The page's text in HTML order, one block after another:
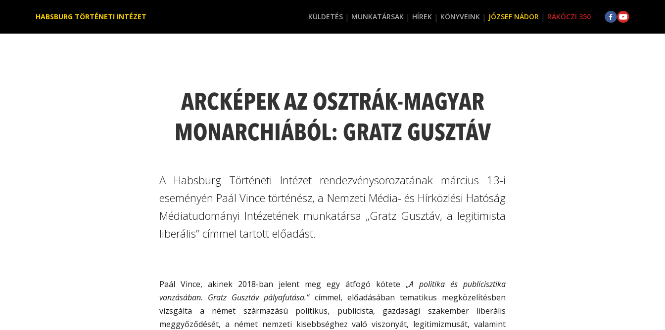
tartalomba
HABSBURG TÖRTÉNETI INTÉZET KÜLDETÉS MUNKATÁRSAK HÍREK KÖNYVEINK JÓZSEF NÁDOR RÁKÓCZI 350
ARCKÉPEK AZ OSZTRÁK-MAGYAR
MONARCHIÁBÓL: GRATZ GUSZTÁV
A Habsburg Történeti Intézet rendezvénysorozatának március 13-i
eseményén Paál Vince történész, a Nemzeti Média- és Hírközlési Hatóság
Médiatudományi Intézetének munkatársa „Gratz Gusztáv, a legitimista
liberális” címmel tartott előadást.
Paál Vince, akinek 2018-ban jelent meg egy átfogó kötete „A politika és publicisztika
vonzásában. Gratz Gusztáv pályafutása.”címmel, előadásában tematikus megközelítésben
vizsgálta a német származású politikus, publicista, gazdasági szakember liberális
meggyőződését, a német nemzeti kisebbséghez való viszonyát, legitimizmusát, valamint